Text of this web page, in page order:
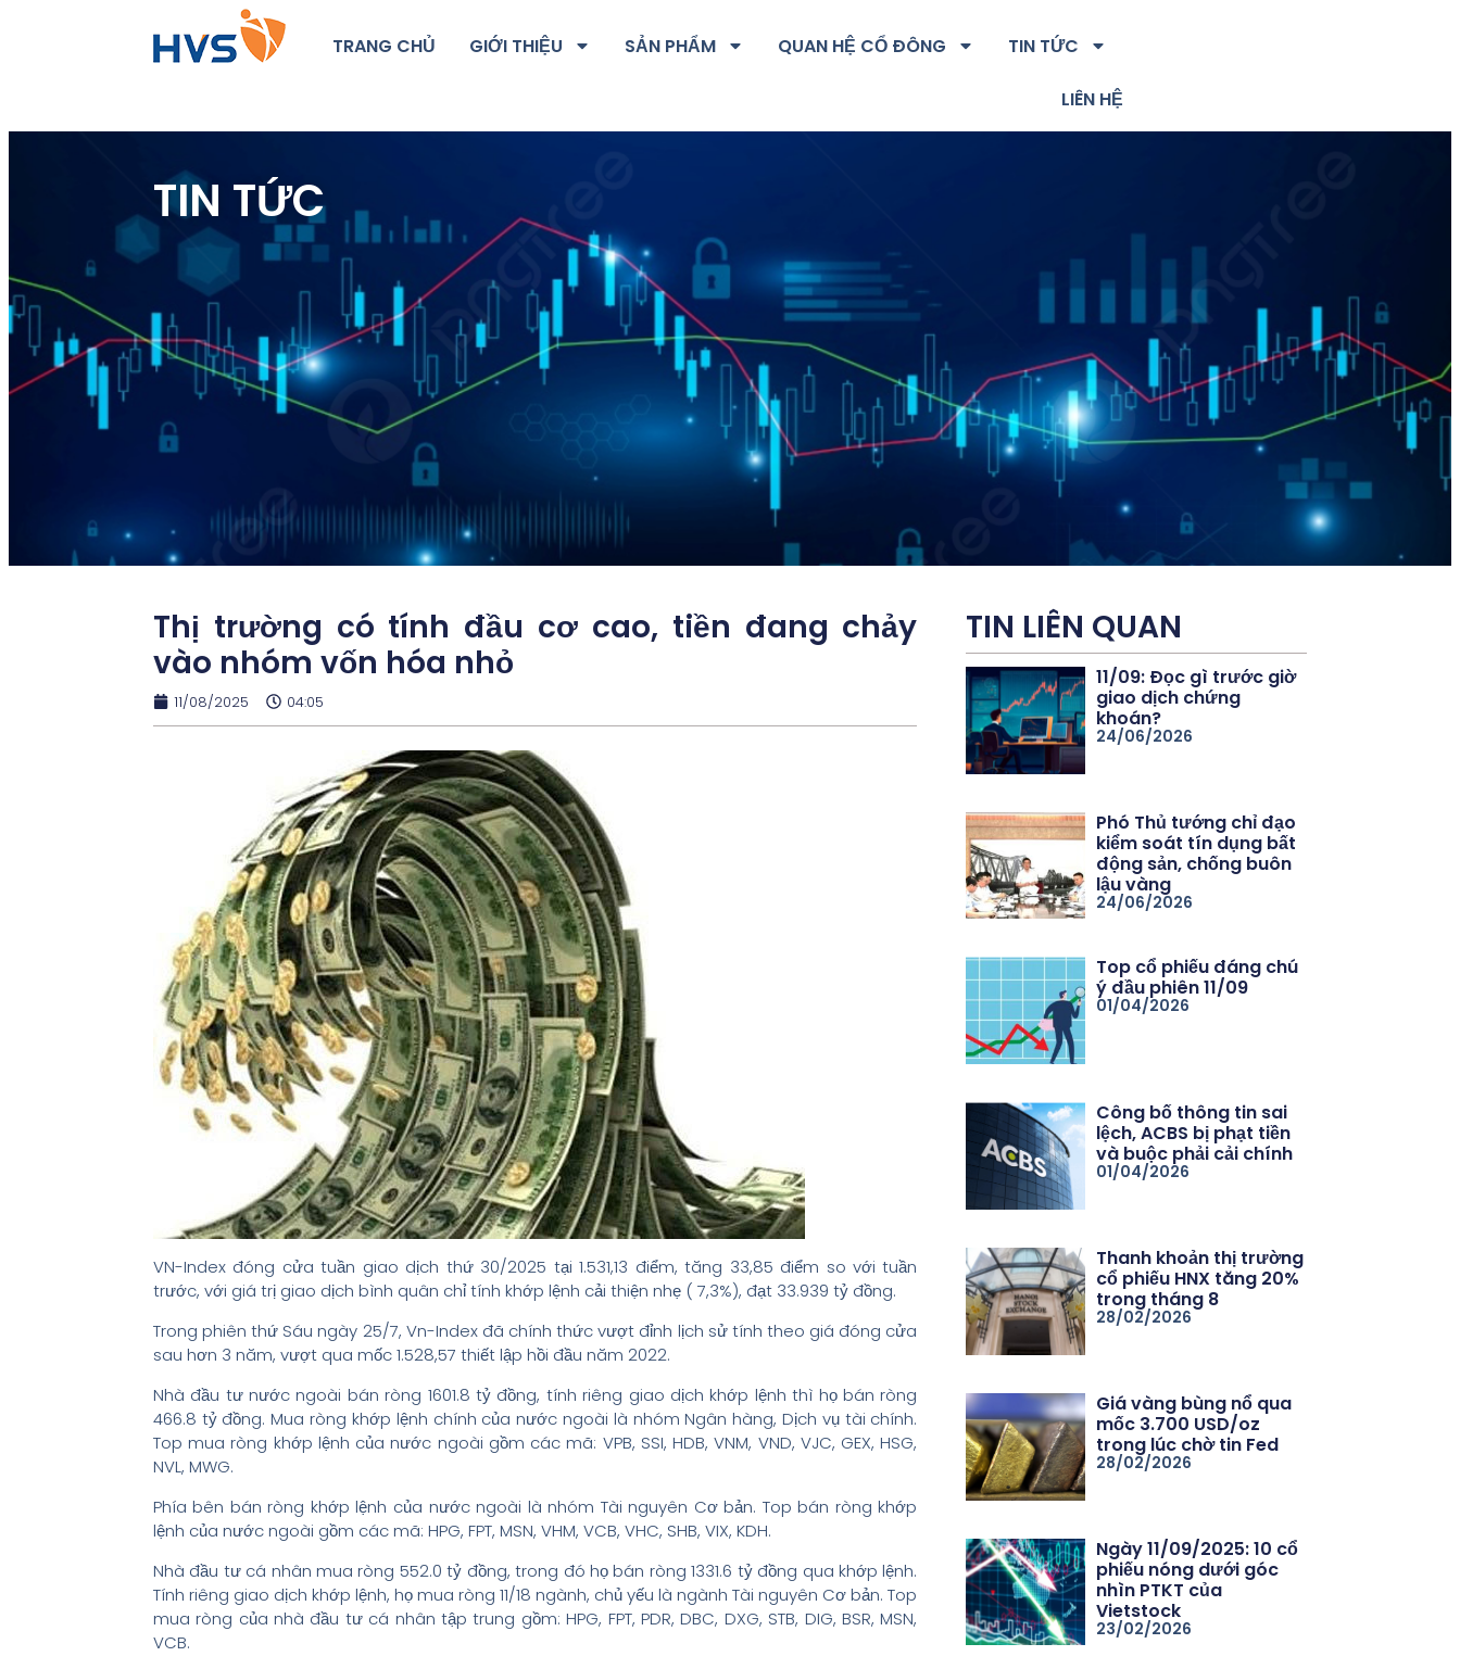
TRANG CHỦ GIỚI THIỆU SẢN PHẨM QUAN HỆ CỔ ĐÔNG TIN TỨC
LIÊN HỆ
TIN TỨC
Thị trường có tính đầu cơ cao, tiền đang chảy
vào nhóm vốn hóa nhỏ
11/08/2025 04:05
VN-Index đóng cửa tuần giao dịch thứ 30/2025 tại 1.531,13 điểm, tăng 33,85 điểm so với tuần
trước, với giá trị giao dịch bình quân chỉ tính khớp lệnh cải thiện nhẹ ( 7,3%), đạt 33.939 tỷ đồng.
Trong phiên thứ Sáu ngày 25/7, Vn-Index đã chính thức vượt đỉnh lịch sử tính theo giá đóng cửa
sau hơn 3 năm, vượt qua mốc 1.528,57 thiết lập hồi đầu năm 2022.
Nhà đầu tư nước ngoài bán ròng 1601.8 tỷ đồng, tính riêng giao dịch khớp lệnh thì họ bán ròng
466.8 tỷ đồng. Mua ròng khớp lệnh chính của nước ngoài là nhóm Ngân hàng, Dịch vụ tài chính.
Top mua ròng khớp lệnh của nước ngoài gồm các mã: VPB, SSI, HDB, VNM, VND, VJC, GEX, HSG,
NVL, MWG.
Phía bên bán ròng khớp lệnh của nước ngoài là nhóm Tài nguyên Cơ bản. Top bán ròng khớp
lệnh của nước ngoài gồm các mã: HPG, FPT, MSN, VHM, VCB, VHC, SHB, VIX, KDH.
Nhà đầu tư cá nhân mua ròng 552.0 tỷ đồng, trong đó họ bán ròng 1331.6 tỷ đồng qua khớp lệnh.
Tính riêng giao dịch khớp lệnh, họ mua ròng 11/18 ngành, chủ yếu là ngành Tài nguyên Cơ bản. Top
mua ròng của nhà đầu tư cá nhân tập trung gồm: HPG, FPT, PDR, DBC, DXG, STB, DIG, BSR, MSN,
VCB.
TIN LIÊN QUAN
11/09: Đọc gì trước giờ
giao dịch chứng
khoán?
24/06/2026
Phó Thủ tướng chỉ đạo
kiểm soát tín dụng bất
động sản, chống buôn
lậu vàng
24/06/2026
Top cổ phiếu đáng chú
ý đầu phiên 11/09
01/04/2026
Công bố thông tin sai
lệch, ACBS bị phạt tiền
và buộc phải cải chính
01/04/2026
Thanh khoản thị trường
cổ phiếu HNX tăng 20%
trong tháng 8
28/02/2026
Giá vàng bùng nổ qua
mốc 3.700 USD/oz
trong lúc chờ tin Fed
28/02/2026
Ngày 11/09/2025: 10 cổ
phiếu nóng dưới góc
nhìn PTKT của
Vietstock
23/02/2026